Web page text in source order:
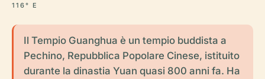
116° E
Il Tempio Guanghua è un tempio buddista a
Pechino, Repubblica Popolare Cinese, istituito
durante la dinastia Yuan quasi 800 anni fa. Ha